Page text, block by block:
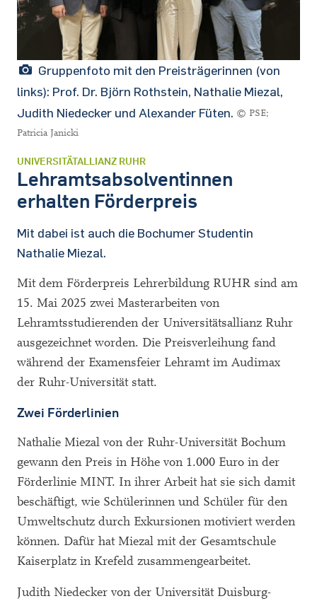
Gruppenfoto mit den Preisträgerinnen (von
links): Prof. Dr. Björn Rothstein, Nathalie Miezal,
Judith Niedecker und Alexander Füten. © PSE;
Patricia Janicki
UNIVERSITÄTALLIANZ RUHR
Lehramtsabsolventinnen
erhalten Förderpreis
Mit dabei ist auch die Bochumer Studentin
Nathalie Miezal.
Mit dem Förderpreis Lehrerbildung RUHR sind am
15. Mai 2025 zwei Masterarbeiten von
Lehramtsstudierenden der Universitätsallianz Ruhr
ausgezeichnet worden. Die Preisverleihung fand
während der Examensfeier Lehramt im Audimax
der Ruhr-Universität statt.
Zwei Förderlinien
Nathalie Miezal von der Ruhr-Universität Bochum
gewann den Preis in Höhe von 1.000 Euro in der
Förderlinie MINT. In ihrer Arbeit hat sie sich damit
beschäftigt, wie Schülerinnen und Schüler für den
Umweltschutz durch Exkursionen motiviert werden
können. Dafür hat Miezal mit der Gesamtschule
Kaiserplatz in Krefeld zusammengearbeitet.
Judith Niedecker von der Universität Duisburg-